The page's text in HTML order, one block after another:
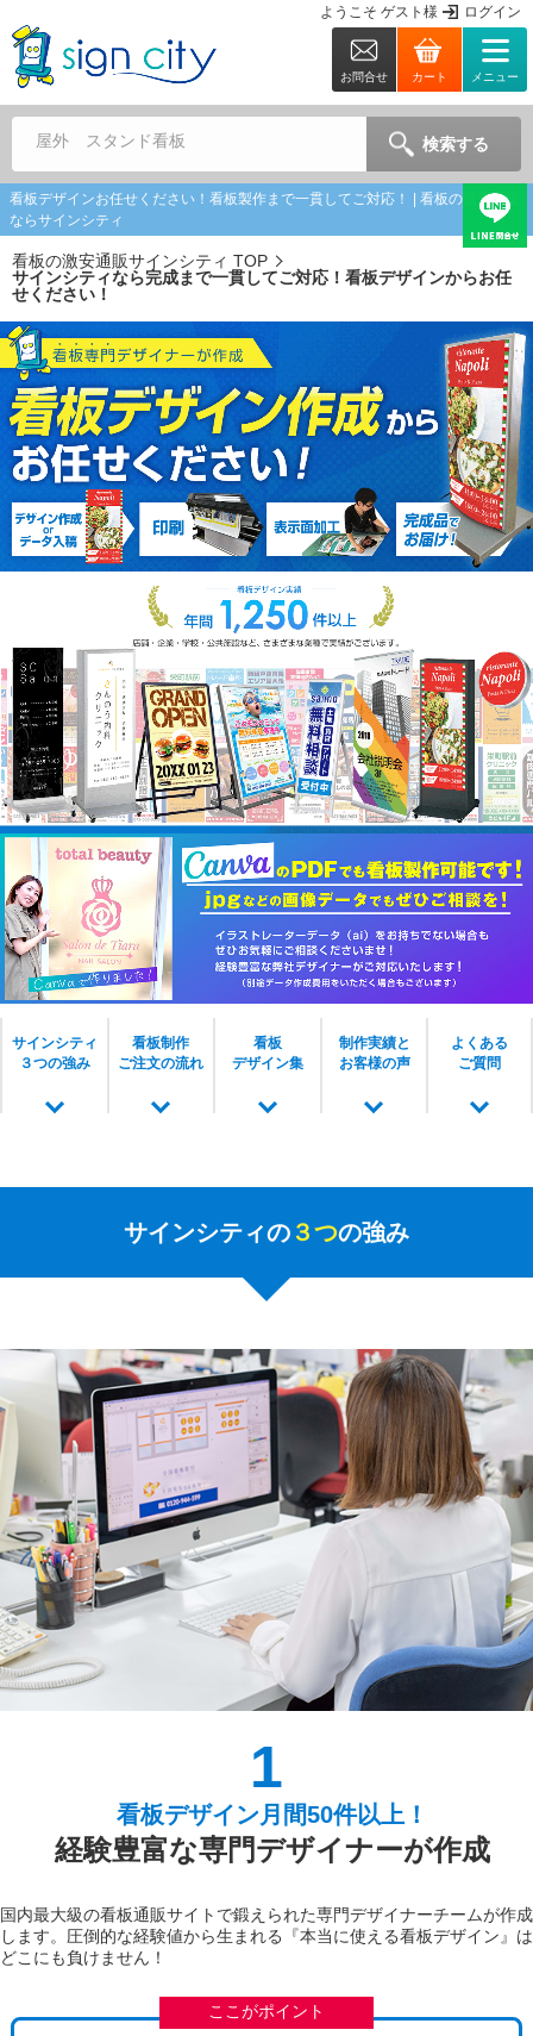
ようこそ ゲスト 様 ログイン
お問合せ カート メニュー
屋外 スタンド看板 検索する
看板デザインお任せください！看板製作まで一貫してご対応！ | 看板の激安通販
ならサインシティ
看板の激安通販サインシティ TOP
サインシティなら完成まで一貫してご対応！看板デザインからお任
せください！
サインシティ
３つの強み
看板制作
ご注文の流れ
看板
デザイン集
制作実績と
お客様の声
よくある
ご質問
サインシティの３つの強み
1
看板デザイン月間50件以上！
経験豊富な専門デザイナーが作成
国内最大級の看板通販サイトで鍛えられた専門デザイナーチームが作成
します。圧倒的な経験値から生まれる『本当に使える看板デザイン』は
どこにも負けません！
ここがポイント